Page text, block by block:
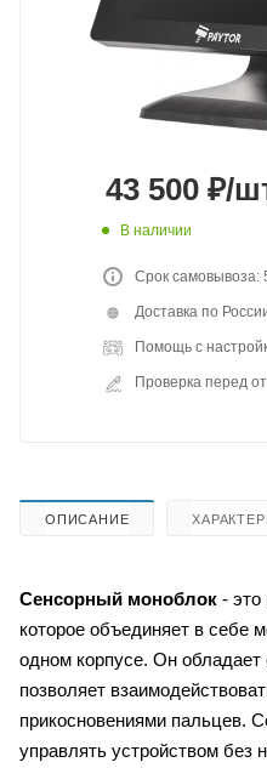
43 500 ₽/
В наличии
Срок самовывоза:
Доставка по
Помощь с
Проверка перед
ОПИСАНИЕ
Сенсорный моноблок - это
которое объединяет в себе
одном корпусе. Он
позволяет
прикосновениями пальцев.
управлять устройством без